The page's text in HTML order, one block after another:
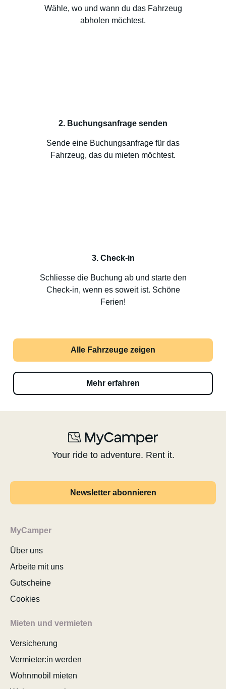
Wähle, wo und wann du das Fahrzeug
abholen möchtest.
2. Buchungsanfrage senden
Sende eine Buchungsanfrage für das
Fahrzeug, das du mieten möchtest.
3. Check-in
Schliesse die Buchung ab und starte den
Check-in, wenn es soweit ist. Schöne
Ferien!
Alle Fahrzeuge zeigen
Mehr erfahren
Your ride to adventure. Rent it.
Newsletter abonnieren
MyCamper
Über uns
Arbeite mit uns
Gutscheine
Cookies
Mieten und vermieten
Versicherung
Vermieter:in werden
Wohnmobil mieten